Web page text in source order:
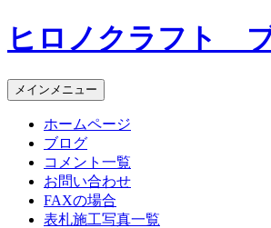
コ
ン
ン
ツ
ヒロノクラフト
メインメニュー
ホームページ
ブログ
コメント一覧
お問い合わせ
FAXの場合
表札施工写真一覧